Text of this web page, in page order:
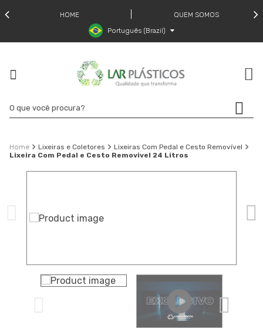
HOME
QUEM SOMOS
Português (Brazil)
Lixeiras e Coletores
Lixeiras Com Pedal e Cesto Removível
Lixeira Com Pedal e Cesto Removivel 24 Litros